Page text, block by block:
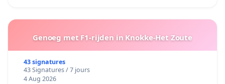
Genoeg met F1-rijden in Knokke-Het Zoute
43 signatures
43 Signatures / 7 jours
4 Aug 2026